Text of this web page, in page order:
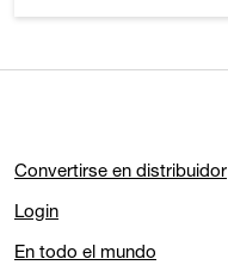
Convertirse en distribuidor
Login
En todo el mundo